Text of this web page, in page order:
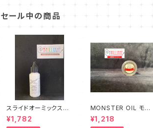
セール中の商品
スライドオーミックス
ラピットコンフォート
¥1,782
MONSTER OIL モン
スターオイル Tuning S
lide Grease
¥1,218